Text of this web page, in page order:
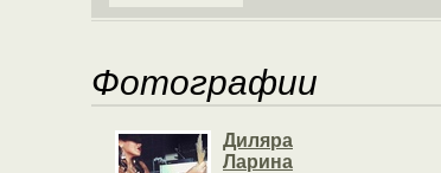
Фотографии
Диляра
Ларина